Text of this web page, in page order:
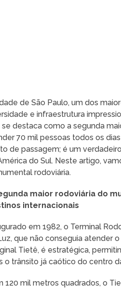
de São Paulo, um dos
e infraestrutura
se destaca como a segunda
70 mil pessoas todos os
de passagem; é um
do Sul. Neste artigo,
rodoviária.
maior rodoviária do
internacionais
em 1982, o Terminal
que não conseguia atender
Tietê, é estratégica,
o trânsito já caótico do centro
120 mil metros quadrados, o